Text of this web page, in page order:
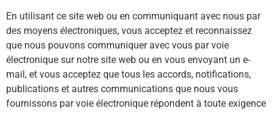
En utilisant ce site web ou en communiquant avec nous par
des moyens électroniques, vous acceptez et reconnaissez
que nous pouvons communiquer avec vous par voie
électronique sur notre site web ou en vous envoyant un e-
mail, et vous acceptez que tous les accords, notifications,
publications et autres communications que nous vous
fournissons par voie électronique répondent à toute exigence